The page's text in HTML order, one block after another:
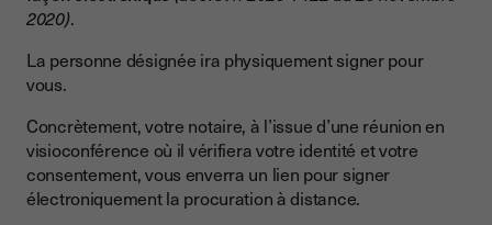
2020).
La personne désignée ira physiquement signer pour
vous.
Concrètement, votre notaire, à l’issue d’une réunion en
visioconférence où il vérifiera votre identité et votre
consentement, vous enverra un lien pour signer
électroniquement la procuration à distance.